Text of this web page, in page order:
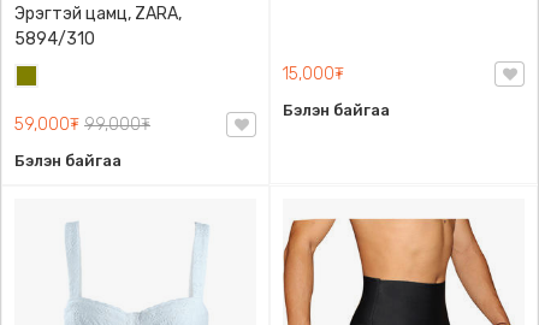
Эрэгтэй цамц, ZARA,
5894/310
59,000₮ 99,000₮
Бэлэн байгаа
15,000₮
Бэлэн байгаа